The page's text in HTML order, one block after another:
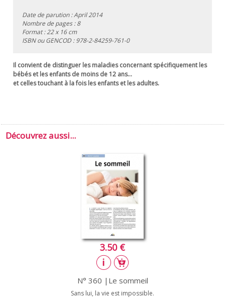
Date de parution : April 2014
Nombre de pages : 8
Format : 22 x 16 cm
ISBN ou GENCOD :978-2-84259-761-0
Il convient de distinguer les maladies concernant spécifiquement les
bébés et les enfants de moins de 12 ans...
et celles touchant à la fois les enfants et les adultes.
Découvrez aussi...
3.50 €
N° 360 |Le sommeil
Sans lui, la vie est impossible.